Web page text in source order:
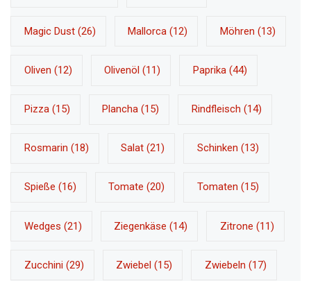
Magic Dust(26) Mallorca (12) Möhren (13)
Oliven (12) Olivenöl (11) Paprika(44)
Pizza(15) Plancha (15) Rindfleisch (14)
Rosmarin (18) Salat (21) Schinken (13)
Spieße (16) Tomate (20) Tomaten (15)
Wedges (21) Ziegenkäse (14) Zitrone (11)
Zucchini (29) Zwiebel (15) Zwiebeln (17)